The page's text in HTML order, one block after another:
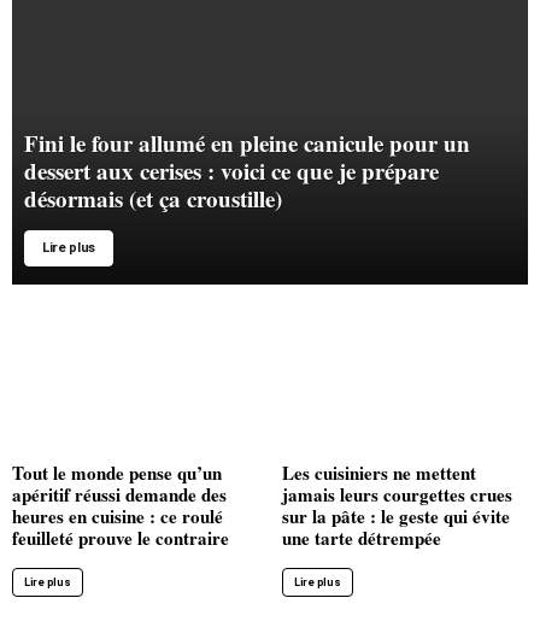
Fini le four allumé en pleine canicule pour un
dessert aux cerises : voici ce que je prépare
désormais (et ça croustille)
Lire plus
Tout le monde pense qu’un
apéritif réussi demande des
heures en cuisine : ce roulé
feuilleté prouve le contraire
Lire plus
Les cuisiniers ne mettent
jamais leurs courgettes crues
sur la pâte : le geste qui évite
une tarte détrempée
Lire plus